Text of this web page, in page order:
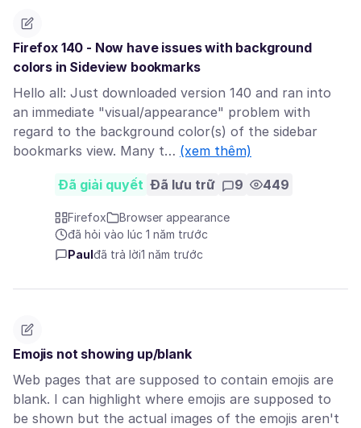
Firefox 140 - Now have issues with background
colors in Sideview bookmarks
Hello all: Just downloaded version 140 and ran into
an immediate "visual/appearance" problem with
regard to the background color(s) of the sidebar
bookmarks view. Many t… (xem thêm)
Đã giải quyết Đã lưu trữ 9 449
Firefox
Browser appearance
đã hỏi vào lúc 1 năm trước
Paul đã trả lời1 năm trước
Emojis not showing up/blank
Web pages that are supposed to contain emojis are
blank. I can highlight where emojis are supposed to
be shown but the actual images of the emojis aren't